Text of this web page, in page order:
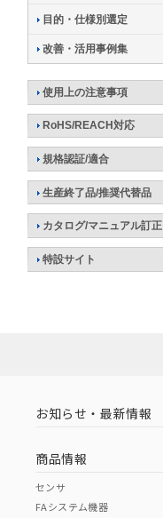
目的・仕様別選定
改善・活用事例集
使用上の注意事項
RoHS/REACH対応
規格認証/適合
生産終了品/推奨代替品
カタログ/マニュアル訂正
特設サイト
お知らせ・最新情報
商品情報
センサ
FAシステム機器